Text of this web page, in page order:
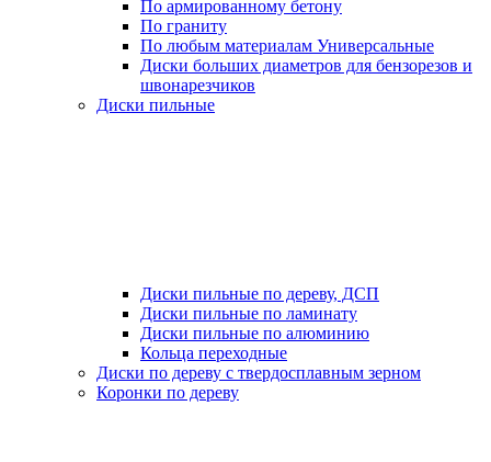
По армированному бетону
По граниту
По любым материалам Универсальные
Диски больших диаметров для бензорезов и
швонарезчиков
Диски пильные
Диски пильные по дереву, ДСП
Диски пильные по ламинату
Диски пильные по алюминию
Кольца переходные
Диски по дереву с твердосплавным зерном
Коронки по дереву